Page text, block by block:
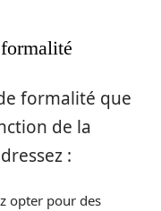
formalité que
de la
:
opter pour des